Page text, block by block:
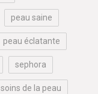
peau saine
peau éclatante
sephora
soins de la peau